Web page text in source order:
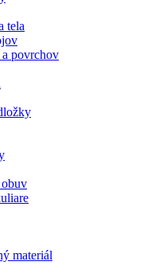
tela
povrchov
obuv
materiál